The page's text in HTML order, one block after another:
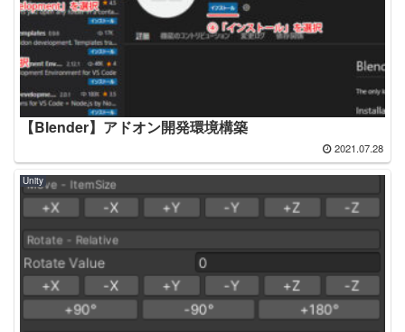
【Blender】アドオン開発環境構築
2021.07.28
Unity